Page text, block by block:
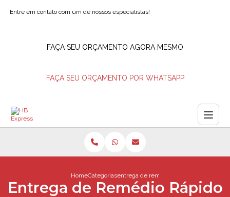
Entre em contato com um de nossos especialistas!
FAÇA SEU ORÇAMENTO AGORA MESMO
FAÇA SEU ORÇAMENTO POR WHATSAPP
HomeCategoriasentrega de remedio rapido
Entrega de Remédio Rápido